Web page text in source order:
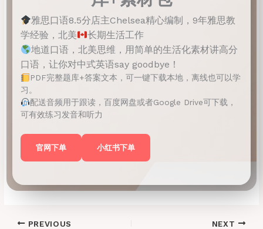
雅思口语8.5分店主Chelsea精心编制，9年雅思教
学经验，北美
长期生活工作
地道口语，北美思维，用简单的生活化素材讲高分
口语，让你对中式英语say goodbye！
PDF完整题库+答案文本，可一键下载本地，离线也可以学
习。
配送音频用于跟读，百度网盘或者Google Drive可下载，
可有效练习发音和听力
官网下单 小红书下单
PREVIOUS NEXT